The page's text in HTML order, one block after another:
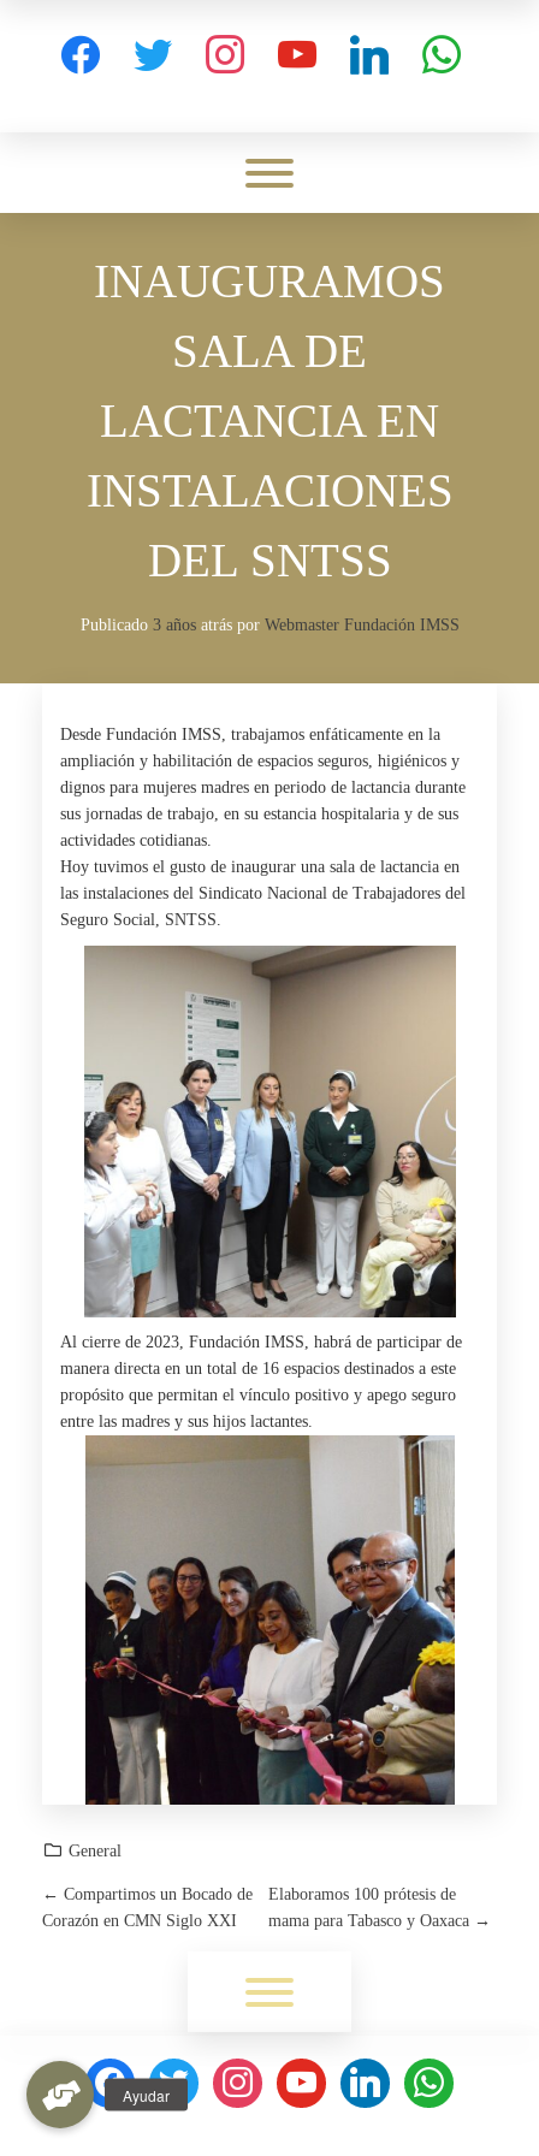
facebook twitter instagram youtube linkedin whatsapp
Toggle menu visibility.
INAUGURAMOS
SALA DE
LACTANCIA EN
INSTALACIONES
DEL SNTSS
Publicado 3 añosatrás por Webmaster Fundación IMSS
Desde Fundación IMSS, trabajamos enfáticamente en la
ampliación y habilitación de espacios seguros, higiénicos y
dignos para mujeres madres en periodo de lactancia durante
sus jornadas de trabajo, en su estancia hospitalaria y de sus
actividades cotidianas.
Hoy tuvimos el gusto de inaugurar una sala de lactancia en
las instalaciones del Sindicato Nacional de Trabajadores del
Seguro Social, SNTSS.
Al cierre de 2023, Fundación IMSS, habrá de participar de
manera directa en un total de 16 espacios destinados a este
propósito que permitan el vínculo positivo y apego seguro
entre las madres y sus hijos lactantes.
General
P
T
N
← Compartimos un Bocado de
Corazón en CMN Siglo XXI
Elaboramos 100 prótesis de
mama para Tabasco y Oaxaca →
facebook twitter instagram youtube linkedin whatsapp